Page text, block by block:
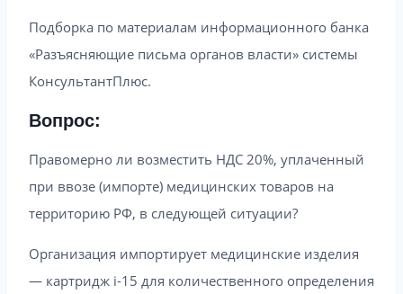
Подборка по материалам информационного банка
«Разъясняющие письма органов власти» системы
КонсультантПлюс.
Вопрос:
Правомерно ли возместить НДС 20%, уплаченный
при ввозе (импорте) медицинских товаров на
территорию РФ, в следующей ситуации?
Организация импортирует медицинские изделия
— картридж i-15 для количественного определения